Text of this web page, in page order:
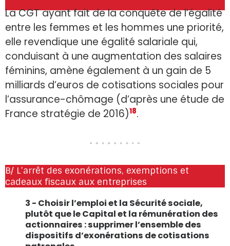
La CGT ayant fait de la conquête de l’égalité
entre les femmes et les hommes une priorité,
elle revendique une égalité salariale qui,
conduisant à une augmentation des salaires
féminins, amène également à un gain de 5
milliards d’euros de cotisations sociales pour
l’assurance-chômage (d’après une étude de
France stratégie de 2016)18.
B/ L’arrêt des exonérations, exemptions et
cadeaux fiscaux aux entreprises
3 - Choisir l’emploi et la Sécurité sociale,
plutôt que le Capital et la rémunération des
actionnaires : supprimer l’ensemble des
dispositifs d’exonérations de cotisations